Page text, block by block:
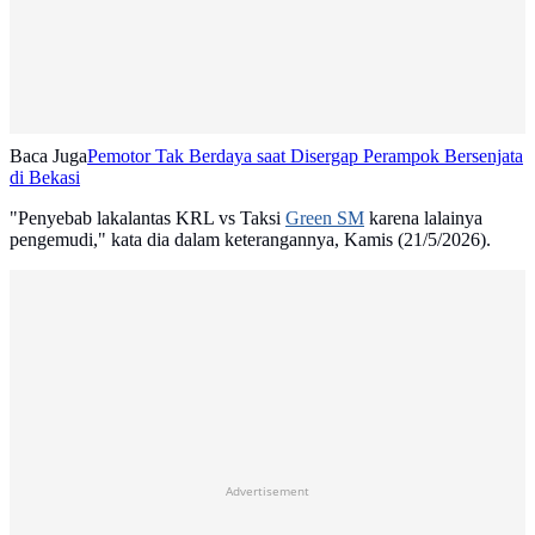
Baca JugaPemotor Tak Berdaya saat Disergap Perampok Bersenjata
di Bekasi
"Penyebab lakalantas KRL vs Taksi Green SM karena lalainya
pengemudi," kata dia dalam keterangannya, Kamis (21/5/2026).
Advertisement